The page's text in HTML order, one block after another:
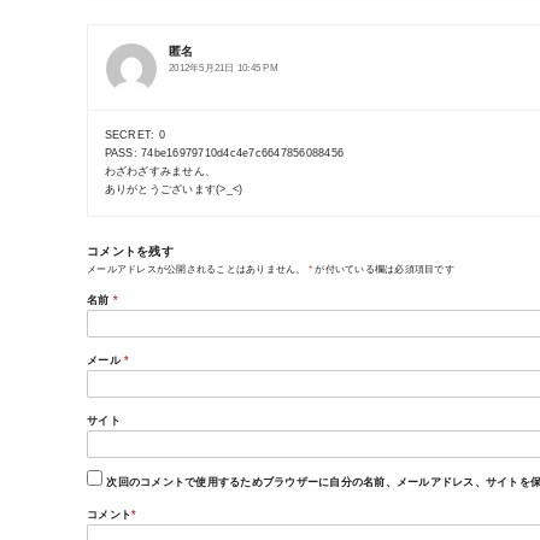
匿名
2012年5月21日 10:45 PM
SECRET: 0
PASS: 74be16979710d4c4e7c6647856088456
わざわざすみません、
ありがとうございます(>_<)
コメントを残す
メールアドレスが公開されることはありません。 * が付いている欄は必須項目です
名前 *
メール *
サイト
次回のコメントで使用するためブラウザーに自分の名前、メールアドレス、サイトを保
コメント*